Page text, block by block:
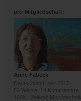
pro-Mitgliedschaft:
Anne Fabeck
Deutschland, seit 2017
52 Werke, 14 Kommentare
100% Malerei; Mischtechnik,